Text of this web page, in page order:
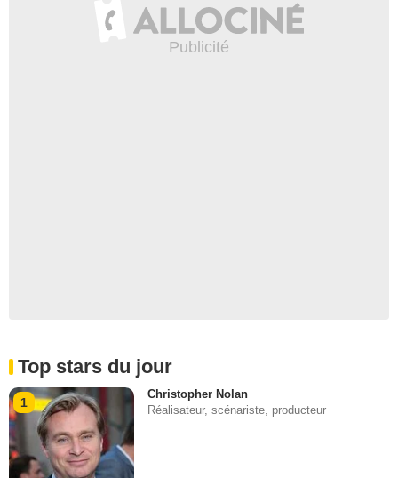
Top stars du jour
1
Christopher Nolan
Réalisateur, scénariste, producteur